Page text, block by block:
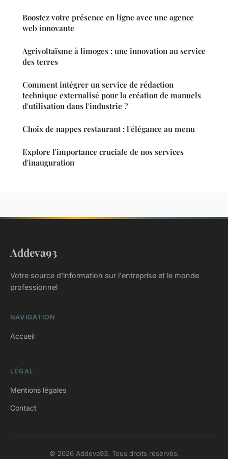
Boostez votre présence en ligne avec une agence
web innovante
Agrivoltaïsme à limoges : une innovation au service
des terres
Comment intégrer un service de rédaction
technique externalisé pour la création de manuels
d'utilisation dans l'industrie ?
Choix de nappes restaurant : l'élégance au menu
Explore l'importance cruciale de nos services
d'inauguration
Addeva93
Votre source d'information sur l'entreprise et le monde
professionnel
NAVIGATION
Accueil
LÉGAL
Mentions légales
Contact
© 2026 Addeva93. Tous droits réservés.